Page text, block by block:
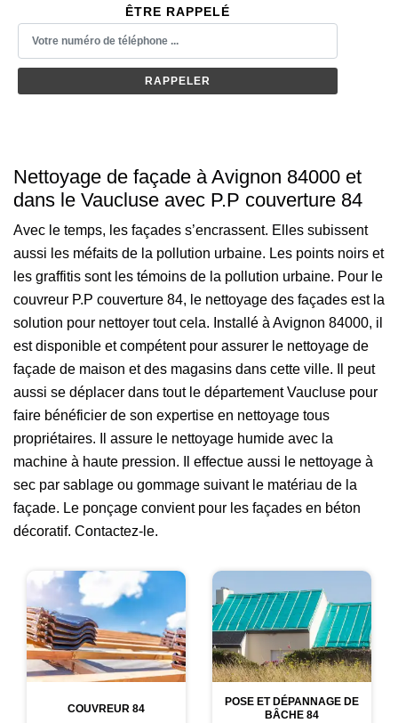
ÊTRE RAPPELÉ
Nettoyage de façade à Avignon 84000 et
dans le Vaucluse avec P.P couverture 84
Avec le temps, les façades s’encrassent. Elles subissent
aussi les méfaits de la pollution urbaine. Les points noirs et
les graffitis sont les témoins de la pollution urbaine. Pour le
couvreur P.P couverture 84, le nettoyage des façades est la
solution pour nettoyer tout cela. Installé à Avignon 84000, il
est disponible et compétent pour assurer le nettoyage de
façade de maison et des magasins dans cette ville. Il peut
aussi se déplacer dans tout le département Vaucluse pour
faire bénéficier de son expertise en nettoyage tous
propriétaires. Il assure le nettoyage humide avec la
machine à haute pression. Il effectue aussi le nettoyage à
sec par sablage ou gommage suivant le matériau de la
façade. Le ponçage convient pour les façades en béton
décoratif. Contactez-le.
COUVREUR 84
POSE ET DÉPANNAGE DE
BÂCHE 84